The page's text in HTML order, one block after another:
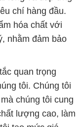
chí hàng đầu.
hóa chất với
nhằm đảm bảo
quan trọng
tôi. Chúng tôi
chúng tôi cung
lượng cao, làm